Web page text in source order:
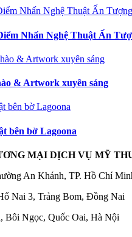
Nhấn Nghệ Thuật Ấn
& Artwork xuyên sáng
bên bờ Lagoona
MẠI DỊCH VỤ MỸ
An Khánh, TP. Hồ Chí
Nai 3, Trảng Bom, Đồng Nai
Bôi Ngọc, Quốc Oai, Hà Nội